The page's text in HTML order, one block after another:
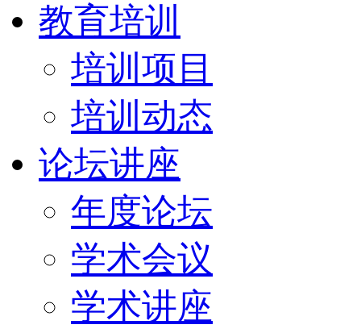
教育培训
培训项目
培训动态
论坛讲座
年度论坛
学术会议
学术讲座